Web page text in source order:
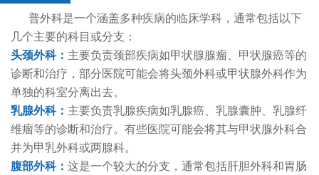
普外科是一个涵盖多种疾病的临床学科，通常包括以下
几个主要的科目或分支：
头颈外科： 主要负责颈部疾病如甲状腺腺瘤、甲状腺癌等的
诊断和治疗，部分医院可能会将头颈外科或甲状腺外科作为
单独的科室分离出去。
乳腺外科： 主要负责乳腺疾病如乳腺癌、乳腺囊肿、乳腺纤
维瘤等的诊断和治疗。有些医院可能会将其与甲状腺外科合
并为甲乳外科或两腺科。
腹部外科： 这是一个较大的分支，通常包括肝胆外科和胃肠